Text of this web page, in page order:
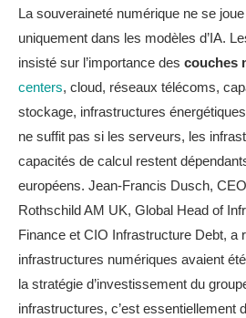
La souveraineté numérique ne se
uniquement dans les modèles d’IA.
insisté sur l’importance des couches
centers, cloud, réseaux télécoms,
stockage, infrastructures
ne suffit pas si les serveurs, les
capacités de calcul restent
européens. Jean-Francis Dusch,
Rothschild AM UK, Global Head of
Finance et CIO Infrastructure Debt, a
infrastructures numériques avaient
la stratégie d’investissement du
infrastructures, c’est essentiellement